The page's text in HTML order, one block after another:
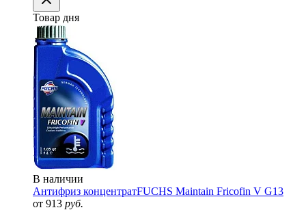
Товар дня
В наличии
Антифриз концентратFUCHS Maintain Fricofin V G13
от 913 руб.